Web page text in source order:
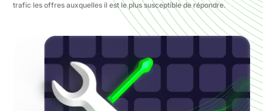
trafic les offres auxquelles il est le plus susceptible de répondre.